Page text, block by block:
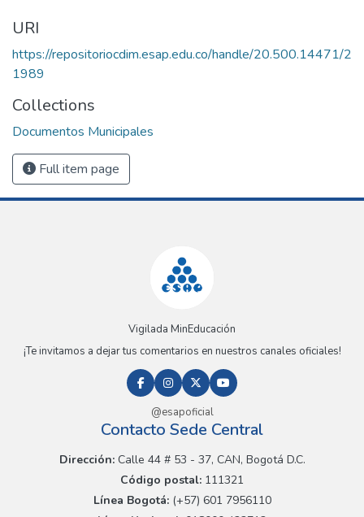
URI
https://repositoriocdim.esap.edu.co/handle/20.500.14471/2
1989
Collections
Documentos Municipales
Full item page
Vigilada MinEducación
¡Te invitamos a dejar tus comentarios en nuestros canales oficiales!
@esapoficial
Contacto Sede Central
Dirección:Calle 44 # 53 - 37, CAN, Bogotá D.C.
Código postal: 111321
Línea Bogotá:(+57) 601 7956110